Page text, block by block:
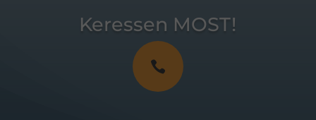
Keressen MOST!
